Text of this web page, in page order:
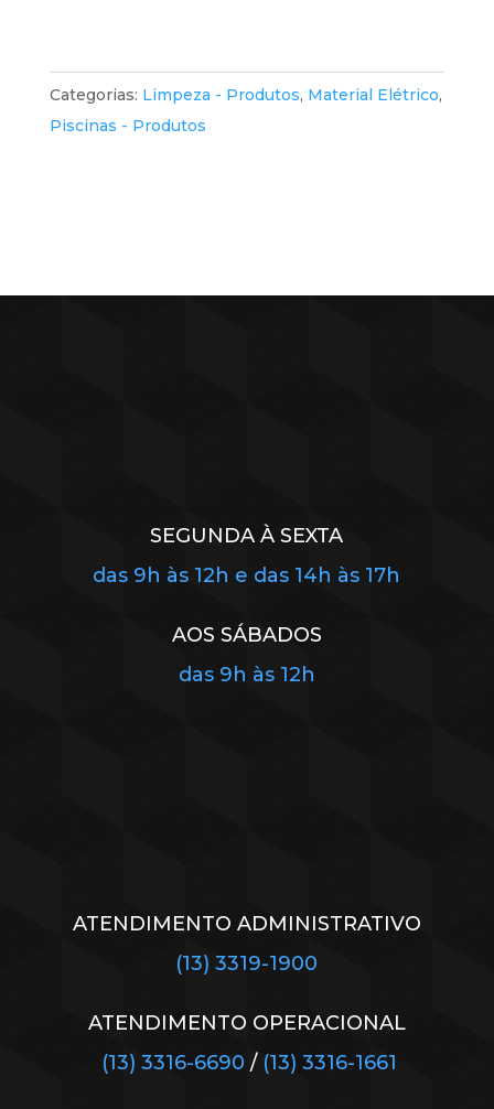
Categorias: Limpeza - Produtos, Material Elétrico,
Piscinas - Produtos
SEGUNDA À SEXTA
das 9h às 12h e das 14h às 17h
AOS SÁBADOS
das 9h às 12h
ATENDIMENTO ADMINISTRATIVO
(13) 3319-1900
ATENDIMENTO OPERACIONAL
(13) 3316-6690 / (13) 3316-1661